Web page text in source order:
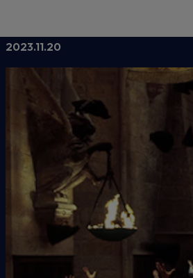
グリフィンドール生になるためのい
2023.11.20